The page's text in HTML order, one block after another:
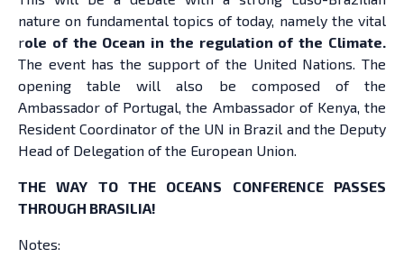
nature on fundamental topics of today, namely the vital
role of the Ocean in the regulation of the Climate.
The event has the support of the United Nations. The
opening table will also be composed of the
Ambassador of Portugal, the Ambassador of Kenya, the
Resident Coordinator of the UN in Brazil and the Deputy
Head of Delegation of the European Union.
THE WAY TO THE OCEANS CONFERENCE PASSES
THROUGH BRASILIA!
Notes: